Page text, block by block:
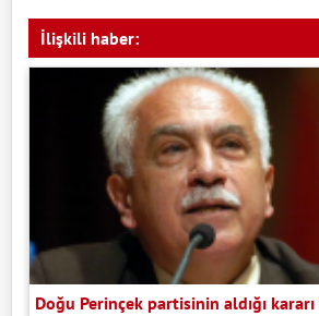
İlişkili haber:
Doğu Perinçek partisinin aldığı